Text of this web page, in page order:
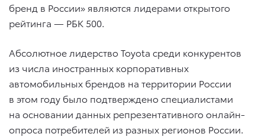
бренд в России» являются лидерами открытого
рейтинга — РБК 500.
Абсолютное лидерство Toyota среди конкурентов
из числа иностранных корпоративных
автомобильных брендов на территории России
в этом году было подтверждено специалистами
на основании данных репрезентативного онлайн-
опроса потребителей из разных регионов России.